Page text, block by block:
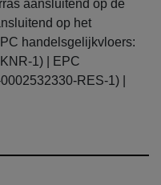
voorwaarden
in
tarieven en
Regering 2024-
de registratierechten
aansluitend op de
op het
handelsgelijkvloers:
1) | EPC
RES-1) |